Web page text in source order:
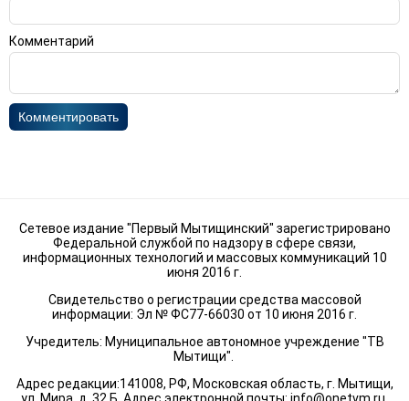
Комментарий
Комментировать
Сетевое издание "Первый Мытищинский" зарегистрировано
Федеральной службой по надзору в сфере связи,
информационных технологий и массовых коммуникаций 10
июня 2016 г.
Свидетельство о регистрации средства массовой
информации: Эл № ФС77-66030 от 10 июня 2016 г.
Учредитель: Муниципальное автономное учреждение "ТВ
Мытищи".
Адрес редакции:141008, РФ, Московская область, г. Мытищи,